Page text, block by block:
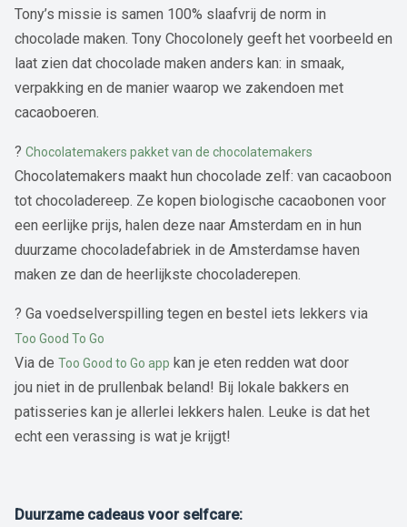
Tony’s missie is samen 100% slaafvrij de norm in
chocolade maken. Tony Chocolonely geeft het voorbeeld en
laat zien dat chocolade maken anders kan: in smaak,
verpakking en de manier waarop we zakendoen met
cacaoboeren.
? Chocolatemakers pakket van de chocolatemakers
Chocolatemakers maakt hun chocolade zelf: van cacaoboon
tot chocoladereep. Ze kopen biologische cacaobonen voor
een eerlijke prijs, halen deze naar Amsterdam en in hun
duurzame chocoladefabriek in de Amsterdamse haven
maken ze dan de heerlijkste chocoladerepen.
? Ga voedselverspilling tegen en bestel iets lekkers via
Too Good To Go
Via de Too Good to Go app kan je eten redden wat door
jou niet in de prullenbak beland! Bij lokale bakkers en
patisseries kan je allerlei lekkers halen. Leuke is dat het
echt een verassing is wat je krijgt!
Duurzame cadeaus voor selfcare: